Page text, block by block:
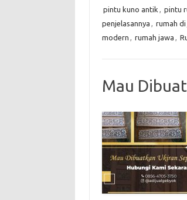
pintu kuno antik , pintu
penjelasannya , rumah
modern , rumah jawa ,
Mau